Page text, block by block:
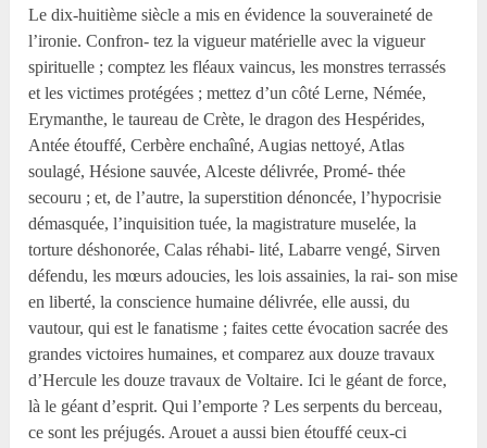
Le dix-huitième siècle a mis en évidence la souveraineté de
l’ironie. Confron- tez la vigueur matérielle avec la vigueur
spirituelle ; comptez les fléaux vaincus, les monstres terrassés
et les victimes protégées ; mettez d’un côté Lerne, Némée,
Erymanthe, le taureau de Crète, le dragon des Hespérides,
Antée étouffé, Cerbère enchaîné, Augias nettoyé, Atlas
soulagé, Hésione sauvée, Alceste délivrée, Promé- thée
secouru ; et, de l’autre, la superstition dénoncée, l’hypocrisie
démasquée, l’inquisition tuée, la magistrature muselée, la
torture déshonorée, Calas réhabi- lité, Labarre vengé, Sirven
défendu, les mœurs adoucies, les lois assainies, la rai- son mise
en liberté, la conscience humaine délivrée, elle aussi, du
vautour, qui est le fanatisme ; faites cette évocation sacrée des
grandes victoires humaines, et comparez aux douze travaux
d’Hercule les douze travaux de Voltaire. Ici le géant de force,
là le géant d’esprit. Qui l’emporte ? Les serpents du berceau,
ce sont les préjugés. Arouet a aussi bien étouffé ceux-ci